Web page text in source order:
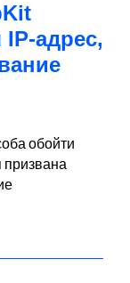
адрес,
обойти
призвана